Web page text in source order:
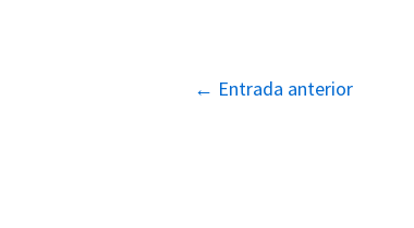
Navegación
← Entrada anterior